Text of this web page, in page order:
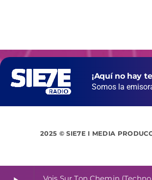
¡Aquí no hay
Somos la
2025 © SIE7E I MEDIA